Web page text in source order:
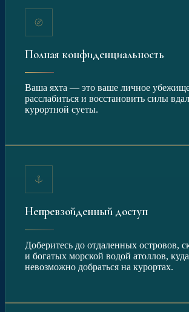
Полная конфиденциальность
Ваша яхта — это ваше личное
расслабиться и восстановить силы
курортной суеты.
Непревзойденный доступ
Доберитесь до отдаленных островов,
и богатых морской водой атоллов,
невозможно добраться на курортах.